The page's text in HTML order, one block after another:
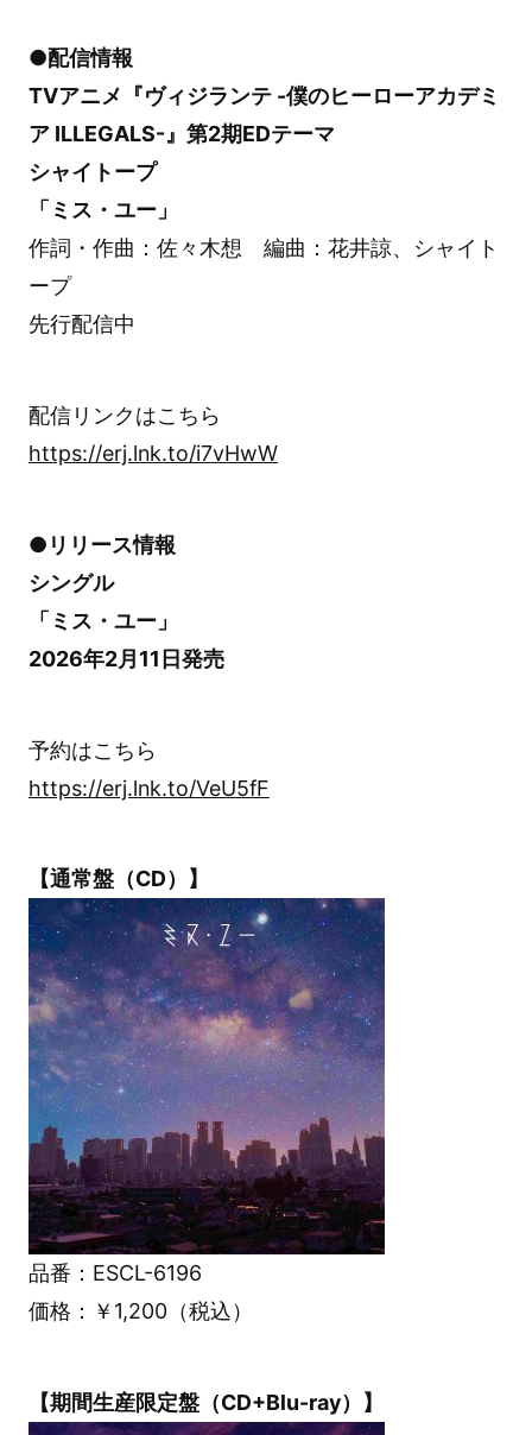
●配信情報
TVアニメ『ヴィジランテ -僕のヒーローアカデミ
ア ILLEGALS-』第2期EDテーマ
シャイトープ
「ミス・ユー」
作詞・作曲：佐々木想 編曲：花井諒、シャイト
ープ
先行配信中
配信リンクはこちら
https://erj.lnk.to/i7vHwW
●リリース情報
シングル
「ミス・ユー」
2026年2月11日発売
予約はこちら
https://erj.lnk.to/VeU5fF
【通常盤（CD）】
品番：ESCL-6196
価格：￥1,200（税込）
【期間生産限定盤（CD+Blu-ray）】